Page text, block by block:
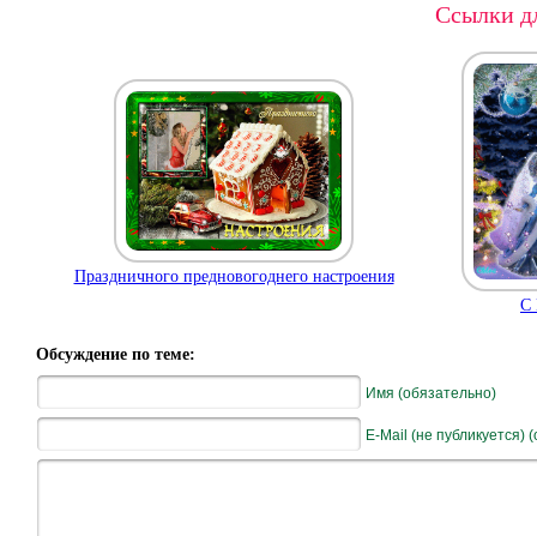
Ссылки
Праздничного предновогоднего настроения
С
Обсуждение по теме:
Имя (обязательно)
E-Mail (не публикуется)